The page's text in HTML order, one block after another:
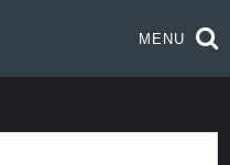
MENU